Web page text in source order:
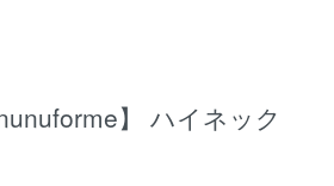
】 ハイネック